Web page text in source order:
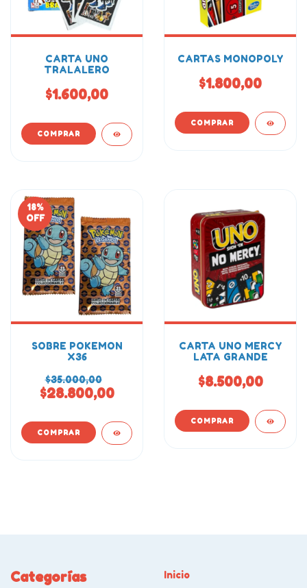
CARTA UNO
TRALALERO
$1.600,00
CARTAS MONOPOLY
$1.800,00
18%
OFF
SOBRE POKEMON
X36
$35.000,00
$28.800,00
CARTA UNO MERCY
LATA GRANDE
$8.500,00
Categorías Inicio